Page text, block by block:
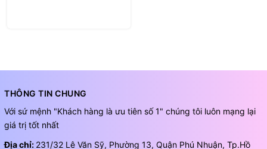
THÔNG TIN CHUNG
Với sứ mệnh "Khách hàng là ưu tiên số 1" chúng tôi luôn mạng lại
giá trị tốt nhất
Địa chỉ: 231/32 Lê Văn Sỹ, Phường 13, Quận Phú Nhuận, Tp.Hồ